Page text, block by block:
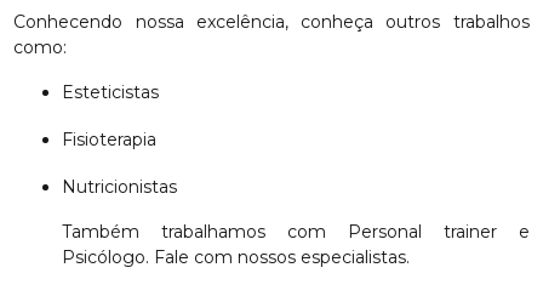
Conhecendo nossa excelência, conheça outros trabalhos
como:
Esteticistas
Fisioterapia
Nutricionistas
Também trabalhamos com Personal trainer e
Psicólogo. Fale com nossos especialistas.